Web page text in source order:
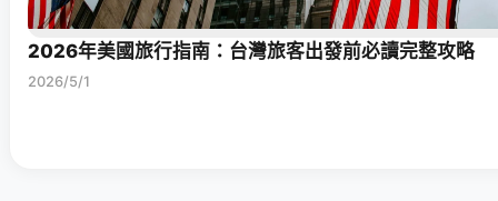
2026年美國旅行指南：台灣旅客出發前必讀完整攻略
2026/5/1